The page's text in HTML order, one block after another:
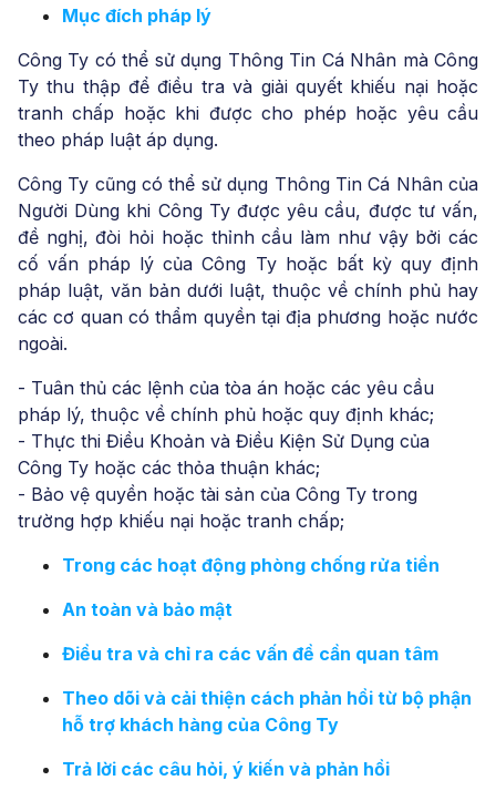
Mục đích pháp lý
Công Ty có thể sử dụng Thông Tin Cá Nhân mà Công
Ty thu thập để điều tra và giải quyết khiếu nại hoặc
tranh chấp hoặc khi được cho phép hoặc yêu cầu
theo pháp luật áp dụng.
Công Ty cũng có thể sử dụng Thông Tin Cá Nhân của
Người Dùng khi Công Ty được yêu cầu, được tư vấn,
đề nghị, đòi hỏi hoặc thỉnh cầu làm như vậy bởi các
cố vấn pháp lý của Công Ty hoặc bất kỳ quy định
pháp luật, văn bản dưới luật, thuộc về chính phủ hay
các cơ quan có thẩm quyền tại địa phương hoặc nước
ngoài.
- Tuân thủ các lệnh của tòa án hoặc các yêu cầu
pháp lý, thuộc về chính phủ hoặc quy định khác;
- Thực thi Điều Khoản và Điều Kiện Sử Dụng của
Công Ty hoặc các thỏa thuận khác;
- Bảo vệ quyền hoặc tài sản của Công Ty trong
trường hợp khiếu nại hoặc tranh chấp;
Trong các hoạt động phòng chống rửa tiền
An toàn và bảo mật
Điều tra và chỉ ra các vấn đề cần quan tâm
Theo dõi và cải thiện cách phản hồi từ bộ phận
hỗ trợ khách hàng của Công Ty
Trả lời các câu hỏi, ý kiến và phản hồi